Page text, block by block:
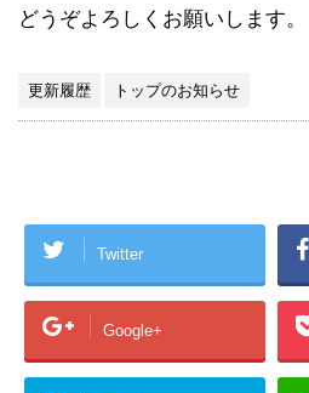
どうぞよろしくお願いします。
更新履歴 トップのお知らせ
Twitter
Google+